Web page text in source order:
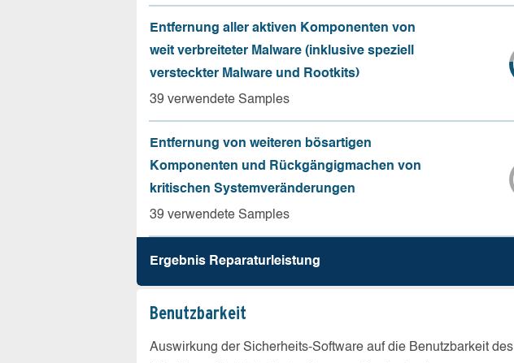
Entfernung aller aktiven Komponenten von
weit verbreiteter Malware (inklusive speziell
versteckter Malware und Rootkits)
39 verwendete Samples
Entfernung von weiteren bösartigen
Komponenten und Rückgängigmachen von
kritischen Systemveränderungen
39 verwendete Samples
Ergebnis Reparatur­leistung
Benutz­barkeit
Auswirkung der Sicherheits-Software auf die Benutzbarkeit